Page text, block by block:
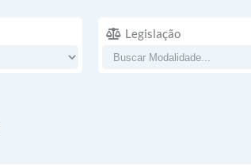
Legislação